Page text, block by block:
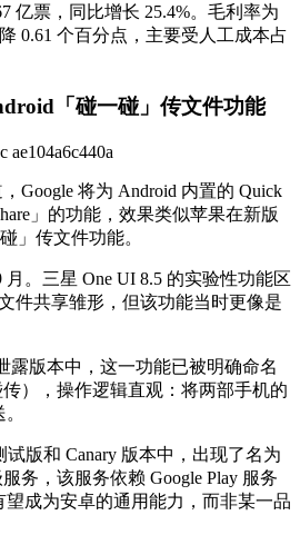
亿票，同比增长 25.4%。毛利率为
0.61 个百分点，主要受人工成本占
「碰一碰」传文件功能
Google 将为 Android 内置的 Quick
」的功能，效果类似苹果在新版
」传文件功能。
。三星 One UI 8.5 的实验性功能区
件共享雏形，但该功能当时更像是
露版本中，这一功能已被明确命名
传），操作逻辑直观：将两部手机的
试版和 Canary 版本中，出现了名为
服务，该服务依赖 Google Play 服务
成为安卓的通用能力，而非某一品